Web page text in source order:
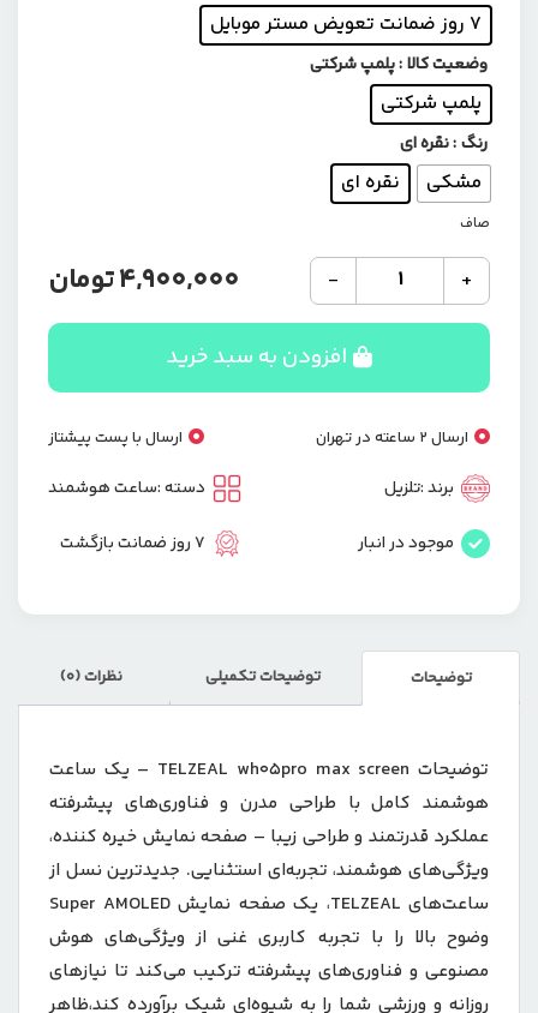
۷ روز ضمانت تعویض مستر موبایل
وضعیت کالا: پلمپ شرکتی
پلمپ شرکتی
رنگ: نقره ای
مشکی نقره ای
صاف
+
ساعت
هوشمند
تلزل
WH-
05
PRO
MAX
SCREEN
با
نمایشگر
AMOLED
-
4,900,000تومان
افزودن به سبد خرید
ارسال 2 ساعته در تهران ارسال با پست پیشتاز
برند :تلزیل
موجود در انبار
دسته :ساعت هوشمند
7 روز ضمانت بازگشت
توضیحات توضیحات تکمیلی نظرات (0)
توضیحات TELZEAL wh05pro max screen – یک ساعت
هوشمند کامل با طراحی مدرن و فناوری‌های پیشرفته
عملکرد قدرتمند و طراحی زیبا – صفحه نمایش خیره کننده،
ویژگی‌های هوشمند، تجربه‌ای استثنایی. جدیدترین نسل از
ساعت‌های TELZEAL، یک صفحه نمایش Super AMOLED
وضوح بالا را با تجربه کاربری غنی از ویژگی‌های هوش
مصنوعی و فناوری‌های پیشرفته ترکیب می‌کند تا نیازهای
روزانه و ورزشی شما را به شیوه‌ای شیک برآورده کند،ظاهر